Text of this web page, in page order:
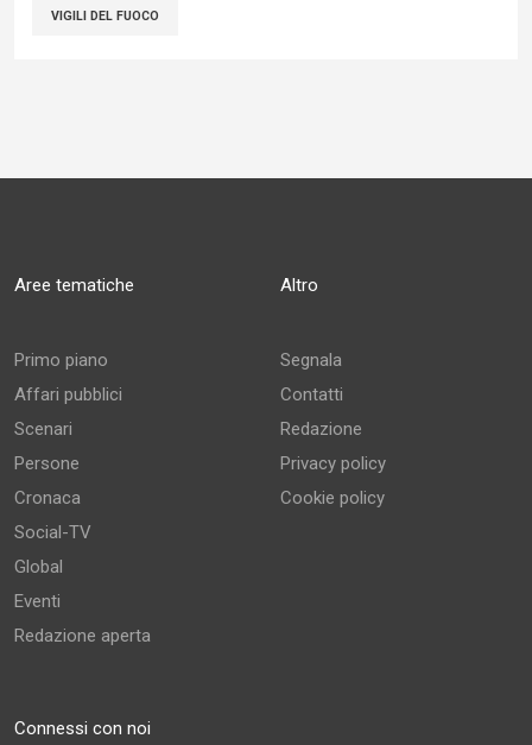
VIGILI DEL FUOCO
Aree tematiche
Primo piano
Affari pubblici
Scenari
Persone
Cronaca
Social-TV
Global
Eventi
Redazione aperta
Altro
Segnala
Contatti
Redazione
Privacy policy
Cookie policy
Connessi con noi